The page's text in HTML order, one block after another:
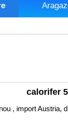
calorifer
, import Austria,